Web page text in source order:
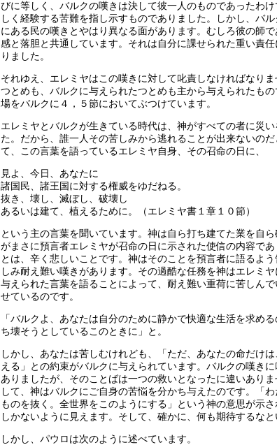
びに等しく、バルクの嘆きは決して彼一人のものであったわ
しく経験する苦難を指し示すものでありました。しかし、バ
にある民の嘆きとやはり異なる面があります。むしろ彼の師
感と落胆と共通しています。それは自分に課せられた重い責
りました。
それゆえ、エレミヤはこの嘆きに対して叱責しなければなり
つとめも、バルクに与えられたつとめも主から与えられたも
場をバルクに４，５節においてぶつけています。
エレミヤとバルクが生きている時代は、神がすべての者に災
た。だから、誰一人その苦しみから逃れることが出来ないの
て、この言葉を語っているエレミヤ自身、その召命の日に、
見よ、今日、あなたに
諸国民、諸王国に対する権威をゆだねる。
抜き、壊し、滅ぼし、破壊し
あるいは建て、植えるために。（エレミヤ書１章１０節）
という主の言葉を聞いています。神は自ら打ち建てた業を自
がまさに預言者エレミヤが召命の日に示された使信の内容で
とは、辛く悲しいことです。神はそのことを預言者に語るよ
しみ耐え難い嘆きがあります。その過酷な任務を神はエレミ
与えられた言葉を語ることによって、耐え難い重荷に苦しん
せているのです。
「バルクよ、あなたは自分のために静かで快適な生活を求め
ち壊そうとしているこのときに」と。
しかし、あなたは苦しむけれども、「ただ、あなたの命だけ
える」との約束がバルクに与えられています。バルクの嘆き
ありましたが、そのことばは一つの救いとなったに違いあり
して、神はバルクにご自身の苦悩を分かち与えたのです。「
ものを抜く。全世界をこのようにする」という神の意思が示
しかないように見えます。そして、確かに、何も期待するなと
しかし、パウロは次のように述べています。